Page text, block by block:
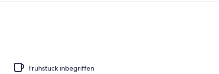
Frühstück inbegriffen